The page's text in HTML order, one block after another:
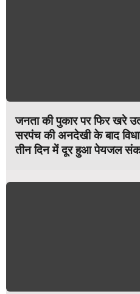
जनता की पुकार पर फिर खरे
सरपंच की अनदेखी के बाद
तीन दिन में दूर हुआ पेयजल